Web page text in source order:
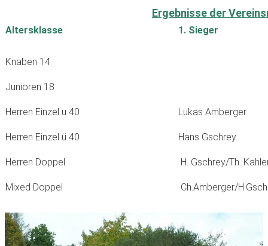
Ergebnisse der
Altersklasse 1. Sieger
Knaben 14
Junioren 18
Herren Einzel u 40 Lukas Amberger
Herren Einzel ü 40 Hans Gschrey
Herren Doppel H. Gschrey/Th.
Mixed Doppel Ch.Amberger/